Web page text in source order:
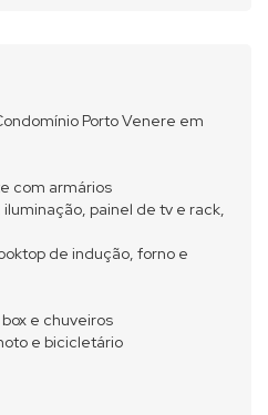
Porto Venere em
com armários
painel de tv e rack,
de indução, forno e
e chuveiros
e bicicletário